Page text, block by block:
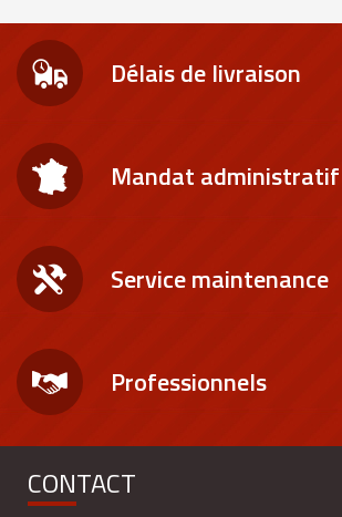
Délais de livraison
Mandat administratif
Service maintenance
Professionnels
CONTACT